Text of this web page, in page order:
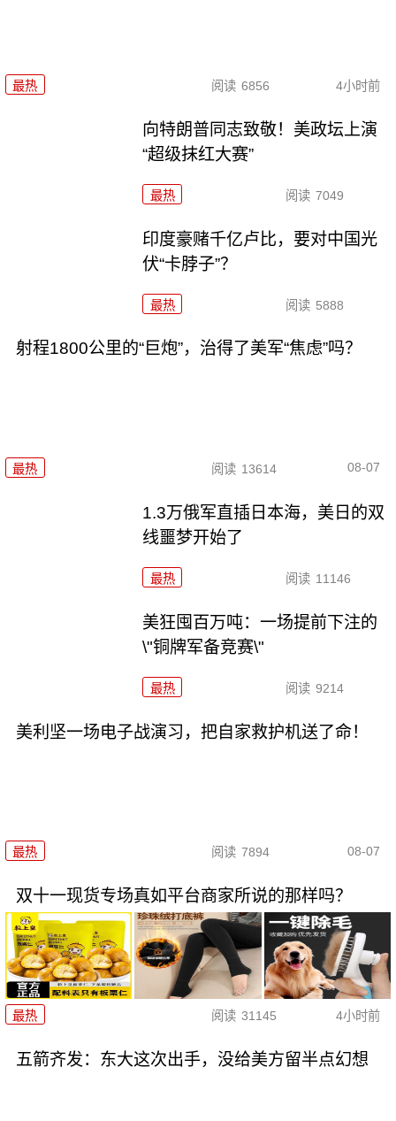
最热 阅读 6856 4小时前
向特朗普同志致敬！美政坛上演
“超级抹红大赛”
最热 阅读 7049
印度豪赌千亿卢比，要对中国光
伏“卡脖子”？
最热 阅读 5888
射程1800公里的“巨炮”，治得了美军“焦虑”吗？
最热 阅读 13614 08-07
1.3万俄军直插日本海，美日的双
线噩梦开始了
最热 阅读 11146
美狂囤百万吨：一场提前下注的
\"铜牌军备竞赛\"
最热 阅读 9214
美利坚一场电子战演习，把自家救护机送了命！
最热 阅读 7894 08-07
双十一现货专场真如平台商家所说的那样吗？
最热 阅读 31145 4小时前
五箭齐发：东大这次出手，没给美方留半点幻想